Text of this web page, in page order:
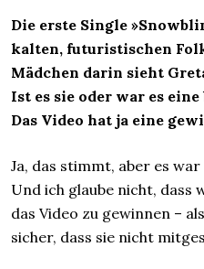
Die erste Single
kalten, futuristischen
Mädchen darin sieht
Ist es sie oder war es
Das Video hat ja eine
Ja, das stimmt, aber es
Und ich glaube nicht, dass
das Video zu gewinnen –
sicher, dass sie nicht